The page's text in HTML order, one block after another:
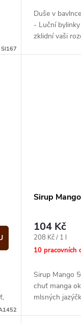
SI167
Duše v
- Luční
zklidní vaši
mysl.
Sirup
104 Kč
Měrná
cena:
208 Kč / 1 l
10 pracovních
Sirup Mango
chuť manga
mlsných
specifická,